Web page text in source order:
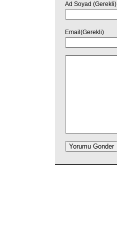
Ad Soyad (Gerekli)
Email(Gerekli)